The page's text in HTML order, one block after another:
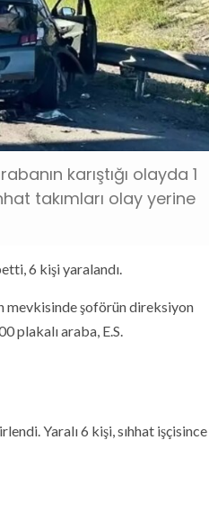
karıştığı olayda 1
takımları olay yerine
6 kişi yaralandı.
mevkisinde şoförün direksiyon
plakalı araba, E.S.
Yaralı 6 kişi, sıhhat işçisince